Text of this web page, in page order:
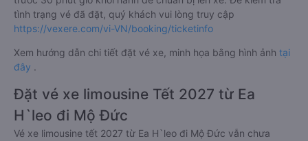
tình trạng vé đã đặt, quý khách vui lòng truy cập
https://vexere.com/vi-VN/booking/ticketinfo
Xem hướng dẫn chi tiết đặt vé xe, minh họa bằng hình ảnh tại
đây .
Đặt vé xe limousine Tết 2027 từ Ea
H`leo đi Mộ Đức
Vé xe limousine tết 2027 từ Ea H`leo đi Mộ Đức vẫn chưa